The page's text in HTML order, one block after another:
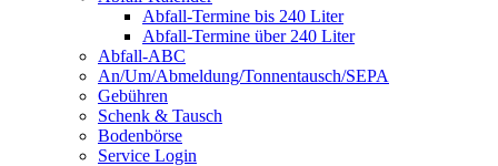
Abfall-Termine bis 240 Liter
Abfall-Termine über 240 Liter
Abfall-ABC
An/Um/Abmeldung/Tonnentausch/SEPA
Gebühren
Schenk & Tausch
Bodenbörse
Service Login